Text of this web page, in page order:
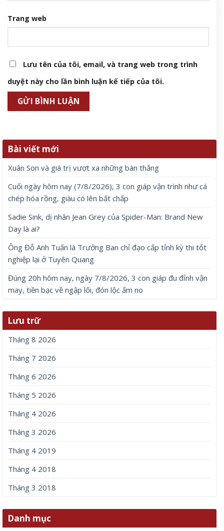
Trang web
Lưu tên của tôi, email, và trang web trong trình
duyệt này cho lần bình luận kế tiếp của tôi.
Bài viết mới
Xuân Son và giá trị vượt xa những bàn thắng
Cuối ngày hôm nay (7/8/2026), 3 con giáp vận trình như cá
chép hóa rồng, giàu có lên bất chấp
Sadie Sink, dị nhân Jean Grey của Spider-Man: Brand New
Day là ai?
Ông Đỗ Anh Tuấn là Trưởng Ban chỉ đạo cấp tỉnh kỳ thi tốt
nghiệp lại ở Tuyên Quang
Đúng 20h hôm nay, ngày 7/8/2026, 3 con giáp đu đỉnh vận
may, tiền bạc về ngập lối, đón lộc ấm no
Lưu trữ
Tháng 8 2026
Tháng 7 2026
Tháng 6 2026
Tháng 5 2026
Tháng 4 2026
Tháng 3 2026
Tháng 4 2019
Tháng 4 2018
Tháng 3 2018
Danh mục